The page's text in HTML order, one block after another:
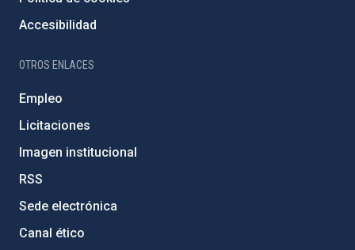
Accesibilidad
OTROS ENLACES
Empleo
Licitaciones
Imagen institucional
RSS
Sede electrónica
Canal ético